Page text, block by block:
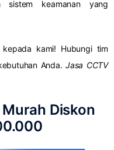
keamanan yang
kepada kami! Hubungi tim
Anda.Jasa CCTV
Diskon